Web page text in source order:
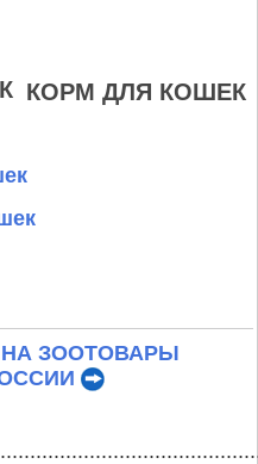
КОРМ ДЛЯ КОШЕК
ЗООТОВАРЫ